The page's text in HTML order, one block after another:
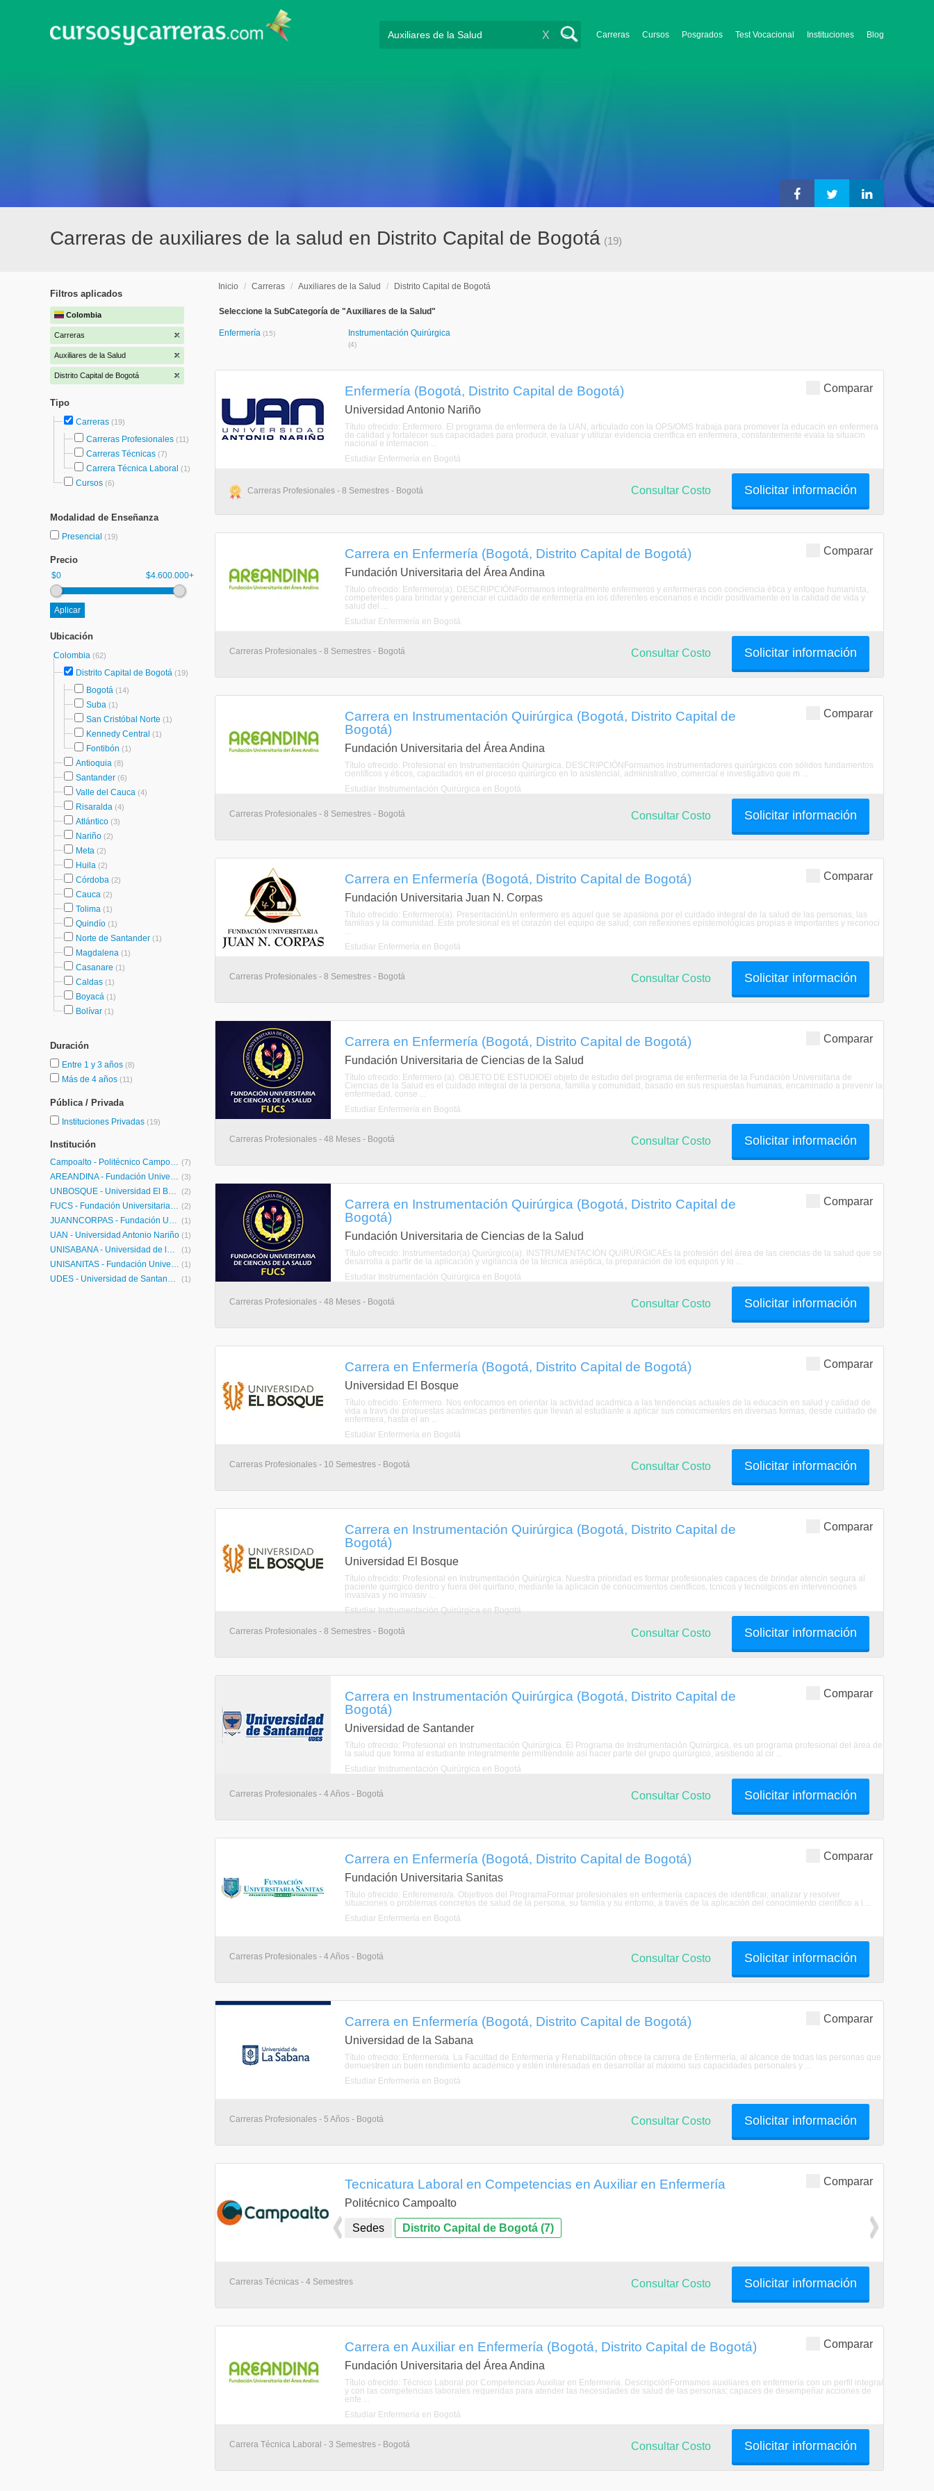
Carreras Cursos Posgrados Test Vocacional Instituciones Blog
X
Carreras de auxiliares de la salud en Distrito Capital de Bogotá (19)
Filtros aplicados
Colombia
Carreras
Auxiliares de la Salud
Distrito Capital de Bogotá
Tipo
Carreras (19)
Carreras Profesionales (11)
Carreras Técnicas (7)
Carrera Técnica Laboral (1)
Cursos (6)
Modalidad de Enseñanza
Presencial (19)
Precio
$0 $4.600.000+
Ubicación
Colombia (62)
Distrito Capital de Bogotá (19)
Bogotá (14)
Suba (1)
San Cristóbal Norte (1)
Kennedy Central (1)
Fontibón (1)
Antioquia (8)
Santander (6)
Valle del Cauca (4)
Risaralda (4)
Atlántico (3)
Nariño (2)
Meta (2)
Huila (2)
Córdoba (2)
Cauca (2)
Tolima (1)
Quindío (1)
Norte de Santander (1)
Magdalena (1)
Casanare (1)
Caldas (1)
Boyacá (1)
Bolívar (1)
Duración
Entre 1 y 3 años (8)
Más de 4 años (11)
Pública / Privada
Instituciones Privadas (19)
Institución
Campoalto - Politécnico Campoalto (7)
ÁREANDINA - Fundación Universitaria del Área Andina (3)
UNBOSQUE - Universidad El Bosque (2)
FUCS - Fundación Universitaria de Ciencias de la Salud (2)
JUANNCORPAS - Fundación Universitaria Juan N. Corpas (1)
UAN - Universidad Antonio Nariño (1)
UNISABANA - Universidad de la Sabana (1)
UNISANITAS - Fundación Universitaria Sanitas (1)
UDES - Universidad de Santander (1)
Inicio / Carreras / Auxiliares de la Salud / Distrito Capital de Bogotá
Seleccione la SubCategoría de "Auxiliares de la Salud"
Enfermería (15) Instrumentación Quirúrgica
(4)
Comparar
Enfermería (Bogotá, Distrito Capital de Bogotá)
Universidad Antonio Nariño
Título ofrecido: Enfermero. El programa de enfermera de la UAN, articulado con la OPS/OMS trabaja para promover la educacin en enfermera
de calidad y fortalecer sus capacidades para producir, evaluar y utilizar evidencia cientfica en enfermera, constantemente evala la situacin
nacional e internacion ...
Estudiar Enfermería en Bogotá
Carreras Profesionales - 8 Semestres - Bogotá Solicitar información
Consultar Costo
Comparar
Carrera en Enfermería (Bogotá, Distrito Capital de Bogotá)
Fundación Universitaria del Área Andina
Título ofrecido: Enfermero(a). DESCRIPCIÓNFormamos integralmente enfermeros y enfermeras con conciencia ética y enfoque humanista,
competentes para brindar y gerenciar el cuidado de enfermería en los diferentes escenarios e incidir positivamente en la calidad de vida y
salud del ...
Estudiar Enfermería en Bogotá
Carreras Profesionales - 8 Semestres - Bogotá Solicitar información
Consultar Costo
Comparar
Carrera en Instrumentación Quirúrgica (Bogotá, Distrito Capital de
Bogotá)
Fundación Universitaria del Área Andina
Título ofrecido: Profesional en Instrumentación Quirúrgica. DESCRIPCIÓNFormamos instrumentadores quirúrgicos con sólidos fundamentos
científicos y éticos, capacitados en el proceso quirúrgico en lo asistencial, administrativo, comercial e investigativo que m ...
Estudiar Instrumentación Quirúrgica en Bogotá
Carreras Profesionales - 8 Semestres - Bogotá Solicitar información
Consultar Costo
Comparar
Carrera en Enfermería (Bogotá, Distrito Capital de Bogotá)
Fundación Universitaria Juan N. Corpas
Título ofrecido: Enfermero(a). PresentaciónUn enfermero es aquel que se apasiona por el cuidado integral de la salud de las personas, las
familias y la comunidad. Este profesional es el corazón del equipo de salud; con reflexiones epistemológicas propias e importantes y reconoci
...
Estudiar Enfermería en Bogotá
Carreras Profesionales - 8 Semestres - Bogotá Solicitar información
Consultar Costo
Comparar
Carrera en Enfermería (Bogotá, Distrito Capital de Bogotá)
Fundación Universitaria de Ciencias de la Salud
Título ofrecido: Enfermero (a). OBJETO DE ESTUDIOEl objeto de estudio del programa de enfermería de la Fundación Universitaria de
Ciencias de la Salud es el cuidado integral de la persona, familia y comunidad, basado en sus respuestas humanas, encaminado a prevenir la
enfermedad, conse ...
Estudiar Enfermería en Bogotá
Carreras Profesionales - 48 Meses - Bogotá Solicitar información
Consultar Costo
Comparar
Carrera en Instrumentación Quirúrgica (Bogotá, Distrito Capital de
Bogotá)
Fundación Universitaria de Ciencias de la Salud
Título ofrecido: Instrumentador(a) Quirúrgico(a). INSTRUMENTACIÓN QUIRÚRGICAEs la profesión del área de las ciencias de la salud que se
desarrolla a partir de la aplicación y vigilancia de la técnica aséptica, la preparación de los equipos y lo ...
Estudiar Instrumentación Quirúrgica en Bogotá
Carreras Profesionales - 48 Meses - Bogotá Solicitar información
Consultar Costo
Comparar
Carrera en Enfermería (Bogotá, Distrito Capital de Bogotá)
Universidad El Bosque
Título ofrecido: Enfermero. Nos enfocamos en orientar la actividad acadmica a las tendencias actuales de la educacin en salud y calidad de
vida a travs de propuestas acadmicas pertinentes que llevan al estudiante a aplicar sus conocimientos en diversas formas, desde cuidado de
enfermera, hasta el an ...
Estudiar Enfermería en Bogotá
Carreras Profesionales - 10 Semestres - Bogotá Solicitar información
Consultar Costo
Comparar
Carrera en Instrumentación Quirúrgica (Bogotá, Distrito Capital de
Bogotá)
Universidad El Bosque
Título ofrecido: Profesional en Instrumentación Quirúrgica. Nuestra prioridad es formar profesionales capaces de brindar atencin segura al
paciente quirrgico dentro y fuera del quirfano, mediante la aplicacin de conocimientos cientficos, tcnicos y tecnolgicos en intervenciones
invasivas y no invasiv ...
Estudiar Instrumentación Quirúrgica en Bogotá
Carreras Profesionales - 8 Semestres - Bogotá Solicitar información
Consultar Costo
Comparar
Carrera en Instrumentación Quirúrgica (Bogotá, Distrito Capital de
Bogotá)
Universidad de Santander
Título ofrecido: Profesional en Instrumentación Quirúrgica. El Programa de Instrumentación Quirúrgica, es un programa profesional del área de
la salud que forma al estudiante integralmente permitiéndole así hacer parte del grupo quirúrgico, asistiendo al cir ...
Estudiar Instrumentación Quirúrgica en Bogotá
Carreras Profesionales - 4 Años - Bogotá Solicitar información
Consultar Costo
Comparar
Carrera en Enfermería (Bogotá, Distrito Capital de Bogotá)
Fundación Universitaria Sanitas
Título ofrecido: Enferemero/a. Objetivos del ProgramaFormar profesionales en enfermería capaces de identificar, analizar y resolver
situaciones o problemas concretos de salud de la persona, su familia y su entorno, a través de la aplicación del conocimiento científico a l ...
Estudiar Enfermería en Bogotá
Carreras Profesionales - 4 Años - Bogotá Solicitar información
Consultar Costo
Comparar
Carrera en Enfermería (Bogotá, Distrito Capital de Bogotá)
Universidad de la Sabana
Título ofrecido: Enfermero/a. La Facultad de Enfermería y Rehabilitación ofrece la carrera de Enfermería, al alcance de todas las personas que
demuestren un buen rendimiento académico y estén interesadas en desarrollar al máximo sus capacidades personales y ...
Estudiar Enfermería en Bogotá
Carreras Profesionales - 5 Años - Bogotá Solicitar información
Consultar Costo
Comparar
Tecnicatura Laboral en Competencias en Auxiliar en Enfermería
Politécnico Campoalto
Sedes Distrito Capital de Bogotá (7)
Carreras Técnicas - 4 Semestres Solicitar información
Consultar Costo
Comparar
Carrera en Auxiliar en Enfermería (Bogotá, Distrito Capital de Bogotá)
Fundación Universitaria del Área Andina
Título ofrecido: Técnico Laboral por Competencias Auxiliar en Enfermería. DescripciónFormamos auxiliares en enfermería con un perfil integral
y con las competencias laborales requeridas para atender las necesidades de salud de las personas; capaces de desempeñar acciones de
enfe ...
Estudiar Enfermería en Bogotá
Carrera Técnica Laboral - 3 Semestres - Bogotá Solicitar información
Consultar Costo